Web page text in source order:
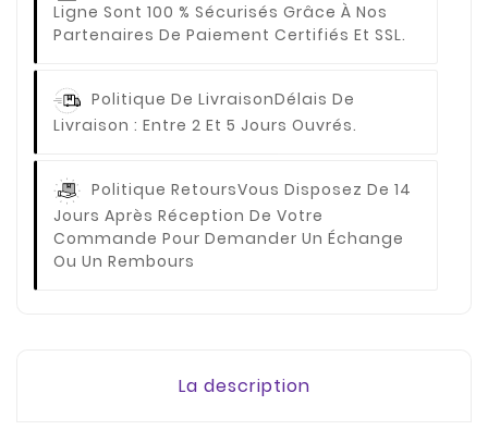
Ligne Sont 100 % Sécurisés Grâce À Nos
Partenaires De Paiement Certifiés Et SSL.
Politique De LivraisonDélais De
Livraison : Entre 2 Et 5 Jours Ouvrés.
Politique RetoursVous Disposez De 14
Jours Après Réception De Votre
Commande Pour Demander Un Échange
Ou Un Rembours
La description